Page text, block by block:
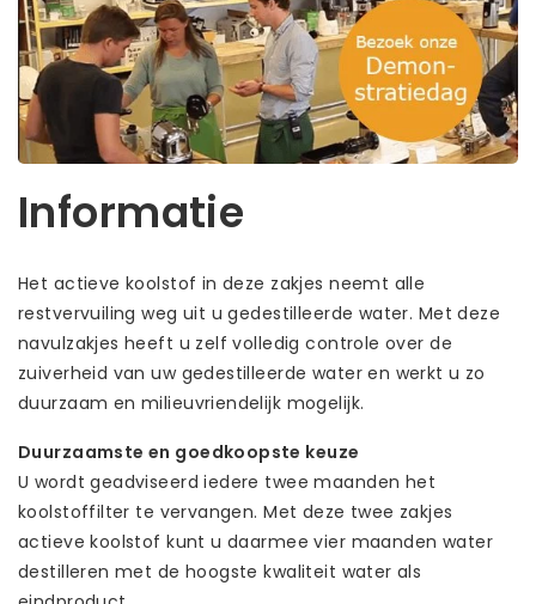
Informatie
Het actieve koolstof in deze zakjes neemt alle
restvervuiling weg uit u gedestilleerde water. Met deze
navulzakjes heeft u zelf volledig controle over de
zuiverheid van uw gedestilleerde water en werkt u zo
duurzaam en milieuvriendelijk mogelijk.
Duurzaamste en goedkoopste keuze
U wordt geadviseerd iedere twee maanden het
koolstoffilter te vervangen. Met deze twee zakjes
actieve koolstof kunt u daarmee vier maanden water
destilleren met de hoogste kwaliteit water als